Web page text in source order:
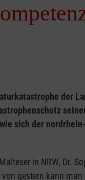
der
sich der
in NRW, Dr.
gestern kann